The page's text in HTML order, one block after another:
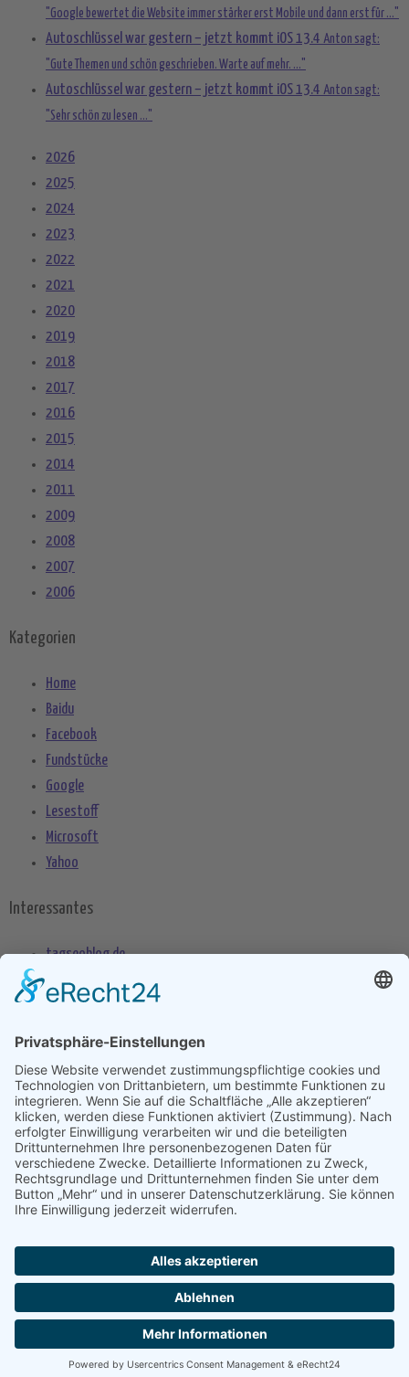
"Google bewertet die Website immer stärker erst Mobile und dann erst für ..."
Autoschlüssel war gestern – jetzt kommt iOS 13.4 Anton sagt:
"Gute Themen und schön geschrieben. Warte auf mehr. ..."
Autoschlüssel war gestern – jetzt kommt iOS 13.4 Anton sagt:
"Sehr schön zu lesen ..."
2026
2025
2024
2023
2022
2021
2020
2019
2018
2017
2016
2015
2014
2011
2009
2008
2007
2006
Kategorien
Home
Baidu
Facebook
Fundstücke
Google
Lesestoff
Microsoft
Yahoo
Interessantes
tagseoblog.de
SEO Blog
seo-trainee.de
seokratie.de
Tags
Android Android Phone Anwendung App Apple Betriebssystem Datenschutz
Entwicklung Google Handy Internet Plattform
Copyright 2004 - 2026 byseekXL- Die Meta Suchmaschine -